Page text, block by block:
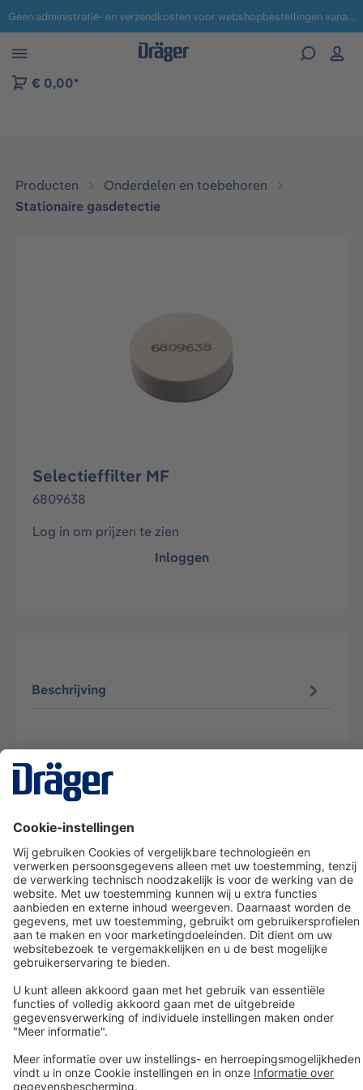
naar navigatie B2B-platform Geen administratie- en verzendkosten voor webshopbestellingen vanaf € 100,-.
€ 0,00*
Producten
Onderdelen en toebehoren
Stationaire gasdetectie​
Selectieffilter MF
6809638
Log in om prijzen te zien
Inloggen
Beschrijving
Dräger klantenservice
Over Dräger
Bestellen in onze webshop
Community